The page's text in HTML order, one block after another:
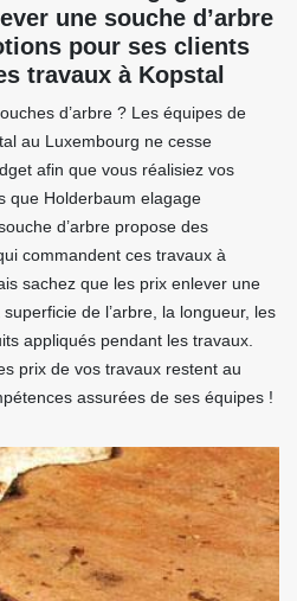
une souche d’arbre
pour ses clients
travaux à Kopstal
d’arbre ? Les équipes de
au Luxembourg ne cesse
afin que vous réalisiez vos
que Holderbaum elagage
d’arbre propose des
commandent ces travaux à
sachez que les prix enlever une
de l’arbre, la longueur, les
appliqués pendant les travaux.
prix de vos travaux restent au
assurées de ses équipes !